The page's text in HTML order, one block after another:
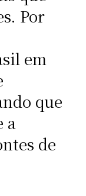
Por
em
que
a
de